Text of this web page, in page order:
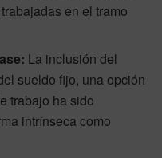
en el tramo
La inclusión del
sueldo fijo, una opción
trabajo ha sido
intrínseca como